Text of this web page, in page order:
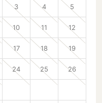
3 4 5
10 11 12
17 18 19
24 25 26